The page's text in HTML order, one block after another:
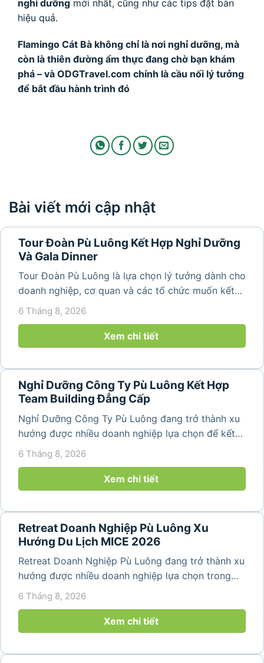
nghỉ dưỡng mới nhất, cũng như các tips đặt bàn
hiệu quả.
Flamingo Cát Bà không chỉ là nơi nghỉ dưỡng, mà
còn là thiên đường ẩm thực đang chờ bạn khám
phá – và ODGTravel.com chính là cầu nối lý tưởng
để bắt đầu hành trình đó
Bài viết mới cập nhật
Tour Đoàn Pù Luông Kết Hợp Nghỉ Dưỡng
Và Gala Dinner
Tour Đoàn Pù Luông là lựa chọn lý tưởng dành cho
doanh nghiệp, cơ quan và các tổ chức muốn kết
hợp nghỉ dưỡng, tham quan và tổ chức các hoạt
nguyên sơ, không khí...
6 Tháng 8, 2026
Xem chi tiết
Nghỉ Dưỡng Công Ty Pù Luông Kết Hợp
Team Building Đẳng Cấp
Nghỉ Dưỡng Công Ty Pù Luông đang trở thành xu
hướng được nhiều doanh nghiệp lựa chọn để kết
hợp giữa nghỉ ngơi, tái tạo năng lượng và xây
dựng tinh thần đồng đội. Thay vì những chuyến du
lịch đơn thuần, nhiều công ty...
6 Tháng 8, 2026
Xem chi tiết
Retreat Doanh Nghiệp Pù Luông Xu
Hướng Du Lịch MICE 2026
Retreat Doanh Nghiệp Pù Luông đang trở thành xu
hướng được nhiều doanh nghiệp lựa chọn trong
năm 2026 khi nhu cầu kết hợp nghỉ dưỡng, hội
mang đến khoảng thời gian thư giãn...
6 Tháng 8, 2026
Xem chi tiết